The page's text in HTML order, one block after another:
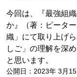
今回は、『最強組
か』（著：ピータ
織」にて取り上げ
しご」の理解を深
と思います。
公開日：2023年 3月15